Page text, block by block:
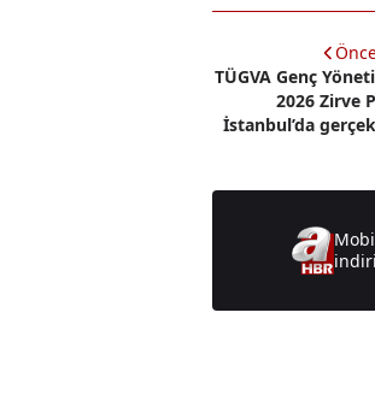
TÜGVA Genç
2026 Zirve
İstanbul’da